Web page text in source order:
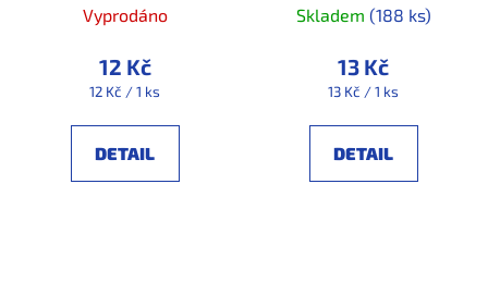
Vyprodáno
12 Kč
Měrná
12 Kč / 1 ks
DETAIL
Skladem (188 ks)
13 Kč
Měrná
13 Kč / 1 ks
DETAIL